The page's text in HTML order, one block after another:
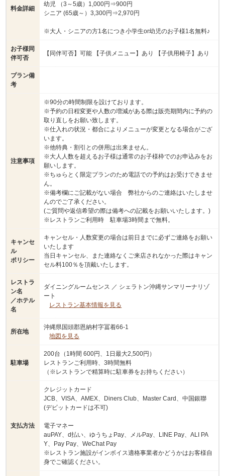
料金詳細
幼児 （3～5歳）1,000円⇒900円
シニア (65歳～）3,300円⇒2,970円
※大人・シニアの方1名につき小学生or幼児のお子様1名無料♪
お子様同
伴可否
【同伴可否】可能 【子供メニュー】あり 【子供用椅子】あり
プラン備
考
注意事項
※90分の時間制限を設けております。
※予約の日程変更や人数の増減がある際は販売期間内に予約の
取り直しをお願い致します。
※仕入れの状況・都合によりメニューが変更となる場合がござ
います。
※他特典・割引との併用は出来ません。
※大人人数を超えるお子様は通常のお子様枠でのお申込みをお
願いします。
※ちゅらとく限定プランのため電話での予約はお受けできませ
ん。
※備考欄にご記載がない場合 弊社からのご連絡はいたしませ
んのでご了承ください。
(ご質問や返信希望の際は備考への記載をお願いいたします。)
※レストランご利用時 駐車場3時間まで無料。
キャンセ
ル
ポリシー
キャンセル・人数変更の場合は前日までに必ずご連絡をお願い
いたします
当日キャンセル、また連絡なくご来店されなかった際はキャン
セル料100％を頂戴いたします。
レストラ
ン名
／ホテル
名
ダイニングルームセンス ／ シェラトン沖縄サンマリーナリゾ
ート
レストラン基本情報を見る
所在地
沖縄県国頭郡恩納村字冨着66-1
地図を見る
駐車場
200台（1時間 600円、1日最大2,500円）
レストランご利用時、3時間無料
（※レストランで精算時に駐車券をお持ちください）
支払方法
クレジットカード
JCB、VISA、AMEX、Diners Club、Master Card、中国銀聯
(デビットカードは不可)
電子マネー
auPAY、d払い、ゆうちょPay、メルPay、LINE Pay、ALI PA
Y、Pay Pay、WeChat Pay
※レストラン施設がインボイス適格事業者かどうかはお客様自
身でご確認ください。